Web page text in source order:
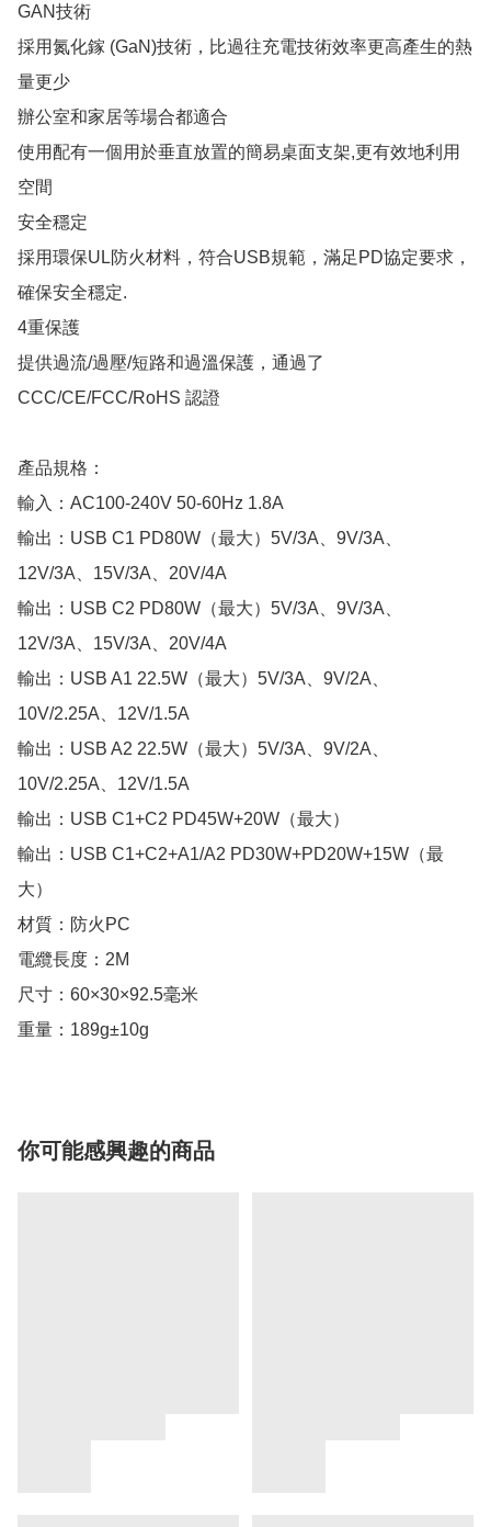
GAN技術
採用氮化鎵 (GaN)技術，比過往充電技術效率更高產生的熱
量更少
辦公室和家居等場合都適合
使用配有一個用於垂直放置的簡易桌面支架,更有效地利用
空間
安全穩定
採用環保UL防火材料，符合USB規範，滿足PD協定要求，
確保安全穩定.
4重保護
提供過流/過壓/短路和過溫保護，通過了
CCC/CE/FCC/RoHS 認證
產品規格：
輸入：AC100-240V 50-60Hz 1.8A
輸出：USB C1 PD80W（最大）5V/3A、9V/3A、
12V/3A、15V/3A、20V/4A
輸出：USB C2 PD80W（最大）5V/3A、9V/3A、
12V/3A、15V/3A、20V/4A
輸出：USB A1 22.5W（最大）5V/3A、9V/2A、
10V/2.25A、12V/1.5A
輸出：USB A2 22.5W（最大）5V/3A、9V/2A、
10V/2.25A、12V/1.5A
輸出：USB C1+C2 PD45W+20W（最大）
輸出：USB C1+C2+A1/A2 PD30W+PD20W+15W（最
大）
材質：防火PC
電纜長度：2M
尺寸：60×30×92.5毫米
重量：189g±10g
你可能感興趣的商品